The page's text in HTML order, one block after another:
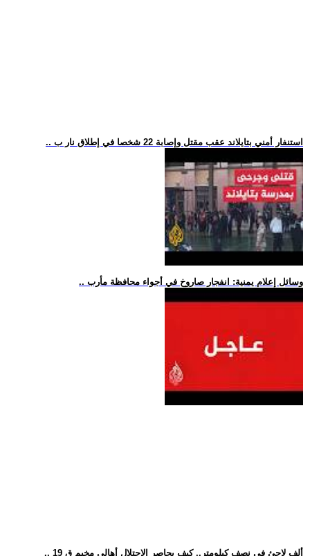
.. استنفار أمني بتايلاند عقب مقتل وإصابة 22 شخصا في إطلاق نار ب
.. وسائل إعلام يمنية: انفجار صاروخ في أجواء محافظة مأرب
.. 19 ألف لاجئ في نصف كيلومتر.. كيف يحاصر الاحتلال أهالي مخيم ق